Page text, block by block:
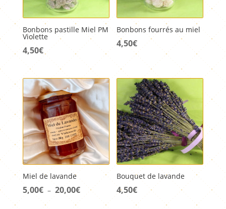
Bonbons pastille Miel PM
Violette
4,50€
Bonbons fourrés au miel
4,50€
Miel de lavande
5,00€ – 20,00€Plage
de
Bouquet de lavande
4,50€